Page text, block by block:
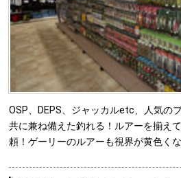
OSP、DEPS、ジャッカルetc、人気の
共に兼ね備えた釣れる！ルアーを揃え
頼！ゲーリーのルアーも視界が黄色く